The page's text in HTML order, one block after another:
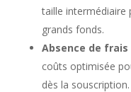
taille intermédiaire
grands fonds.
Absence de frais
coûts optimisée
dès la souscription.